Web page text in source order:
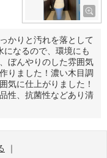
かりと汚れを落として
になるので、環境にも
ぼんやりのした雰囲気
りました！濃い木目調
気に仕上がりました！
性、抗菌性などあり清
｜